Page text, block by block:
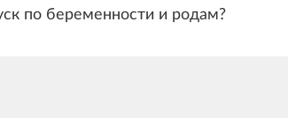
по беременности и родам?